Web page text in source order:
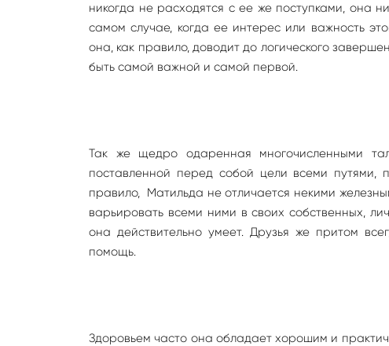
никогда не расходятся с ее же поступками, она
самом случае, когда ее интерес или важность
она, как правило, доводит до логического
быть самой важной и самой первой.
Так же щедро одаренная многочисленными
поставленной перед собой цели всеми
правило, Матильда не отличается некими
варьировать всеми ними в своих собственных,
она действительно умеет. Друзья же притом
помощь.
Здоровьем часто она обладает хорошим и